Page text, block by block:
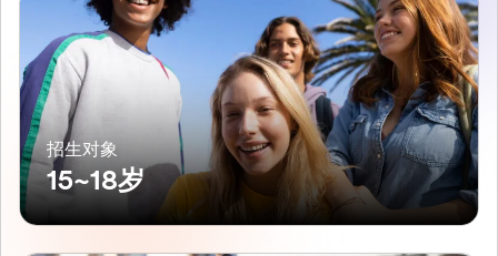
招生对象
15~18岁